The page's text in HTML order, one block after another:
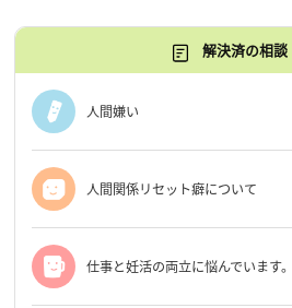
解決済の相談
人間嫌い
人間関係リセット癖について
仕事と妊活の両立に悩んでいます。